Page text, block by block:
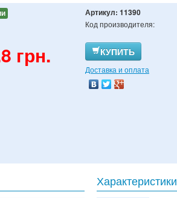
грн.
Артикул: 11390
Код производителя:
КУПИТЬ
Доставка и оплата
Характеристики